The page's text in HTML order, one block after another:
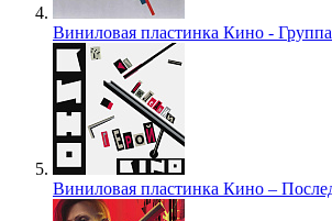
Виниловая пластинка Кино -
Виниловая пластинка Кино –